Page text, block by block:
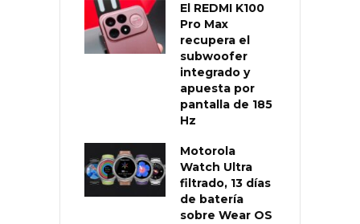
El REDMI K100
Pro Max
recupera el
subwoofer
integrado y
apuesta por
pantalla de 185
Hz
Motorola
Watch Ultra
filtrado, 13 días
de batería
sobre Wear OS